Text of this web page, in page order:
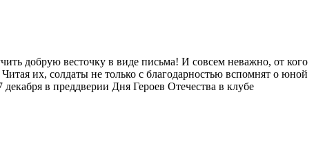
добрую весточку в виде письма! И совсем неважно, от кого
их, солдаты не только с благодарностью вспомнят о юной
в преддверии Дня Героев Отечества в клубе